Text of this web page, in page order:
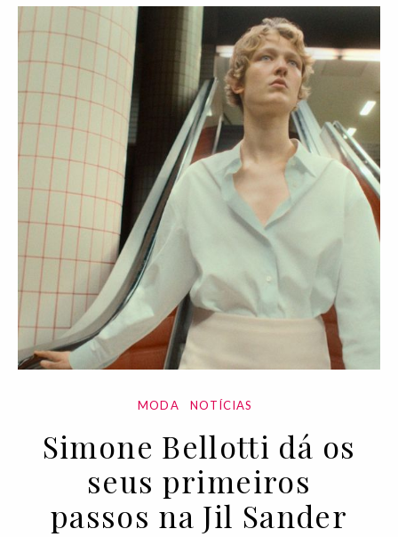
MODA NOTÍCIAS
Simone Bellotti dá os
seus primeiros
passos na Jil Sander